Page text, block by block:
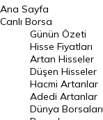
BIST 100 Hisseleri
En Çok Artan Hisseler
En Çok Düşen Hisseler
Hacmi Artanlar
Geçmiş Kapanışlar
Ana Sayfa
Canlı Borsa
Günün Özeti
Hisse Fiyatları
Artan Hisseler
Düşen Hisseler
Hacmi Artanlar
Adedi Artanlar
Dünya Borsaları